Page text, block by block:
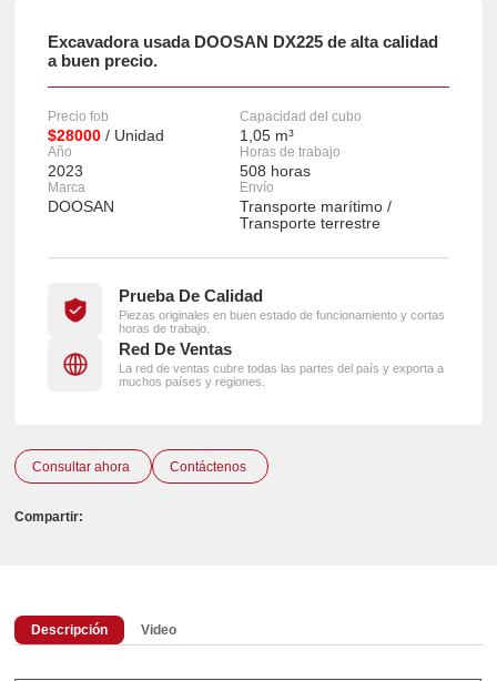
Excavadora usada DOOSAN DX225 de alta calidad
a buen precio.
Precio fob
$28000 / Unidad
Capacidad del cubo
1,05 m³
Año
2023
Horas de trabajo
508 horas
Marca
DOOSAN
Envío
Transporte marítimo /
Transporte terrestre
Prueba De Calidad
Piezas originales en buen estado de funcionamiento y cortas
horas de trabajo.
Red De Ventas
La red de ventas cubre todas las partes del país y exporta a
muchos países y regiones.
Consultar ahora Contáctenos
Compartir:
Descripción Video